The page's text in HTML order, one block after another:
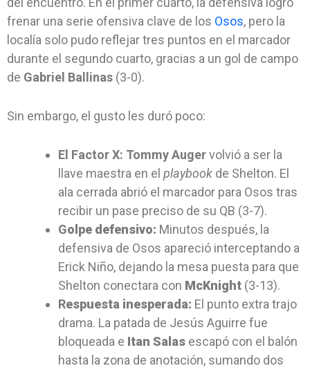
frenar una serie ofensiva clave de los Osos, pero la
localía solo pudo reflejar tres puntos en el marcador
durante el segundo cuarto, gracias a un gol de campo
de Gabriel Ballinas (3-0).
Sin embargo, el gusto les duró poco:
El Factor X: Tommy Augervolvió a ser la
llave maestra en el playbook de Shelton. El
ala cerrada abrió el marcador para Osos tras
recibir un pase preciso de su QB (3-7).
Golpe defensivo: Minutos después, la
defensiva de Osos apareció interceptando a
Erick Niño, dejando la mesa puesta para que
Shelton conectara con McKnight (3-13).
Respuesta inesperada: El punto extra trajo
drama. La patada de Jesús Aguirre fue
bloqueada e Itan Salas escapó con el balón
hasta la zona de anotación, sumando dos